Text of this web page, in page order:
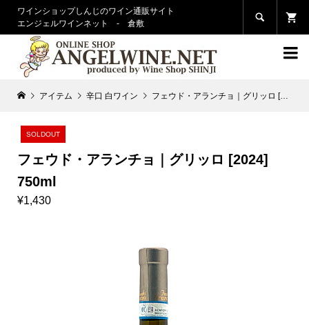
ワインショップしんじのワイン通販サイト
エンジェルワインネット - 倉敷


アイテム 辛口 白ワイン フェウド・アランチョ｜グリッロ [2024] 750ml
SOLDOUT
フェウド・アランチョ｜グリッロ [2024]
750ml
¥1,430